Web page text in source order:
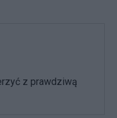
z prawdziwą